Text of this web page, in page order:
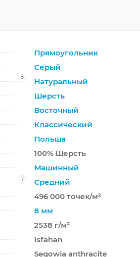
Прямоугольник
Серый
?
Натуральный
Шерсть
Восточный
Классический
Польша
100% Шерсть
Машинный
?
Средний
496 000 точек/м²
8 мм
2538 г/м²
Isfahan
Segowia anthracite